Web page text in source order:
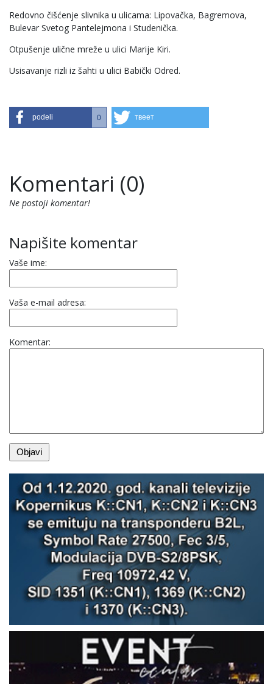
Redovno čišćenje slivnika u ulicama: Lipovačka, Bagremova,
Bulevar Svetog Pantelejmona i Studenička.
Otpušenje ulične mreže u ulici Marije Kiri.
Usisavanje rizli iz šahti u ulici Babički Odred.
podeli 0 твеет
Komentari (0)
Ne postoji komentar!
Napišite komentar
Vaše ime:
Vaša e-mail adresa:
Komentar: